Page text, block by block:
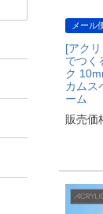
メール
[アク
でつく
ク
カムス
ーム
販売価